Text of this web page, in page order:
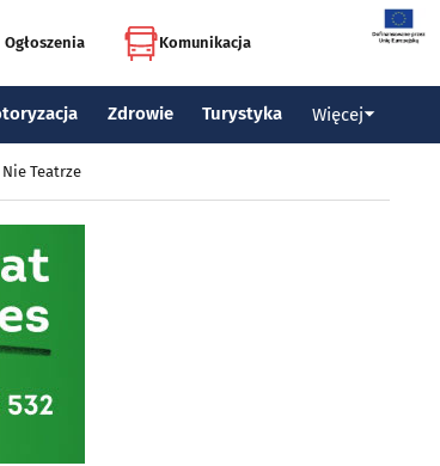
Ogłoszenia Komunikacja
Zdrowie Turystyka Więcej
Teatrze